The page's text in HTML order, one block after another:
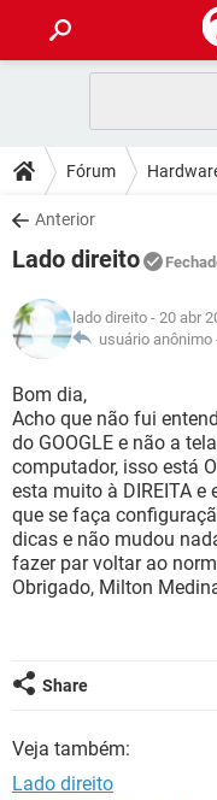
CELULAR
OUTLOOK
INSTAGRAM
GUIA DE COMPRAS
DICAS
JOGOS
INSTAGRAM
GUIA DE COMPRAS
DOWNLOADS
JOGOS
CELULAR
OUTLOOK
INSTAGRAM
GUIA DE COMPRAS
JOGOS
CELULAR
OUTLOOK
INSTAGRAM
GUIA DE COMPRAS
GLOSSÁRIO
JOGOS
CELULAR
OUTLOOK
INSTAGRAM
GUIA DE COMPRAS
Fórum
Anterior
Lado direito
lado direito - 20 abr
usuário anônimo
Bom dia,
Acho que não fui
do GOOGLE e não a
computador, isso está
esta muito à DIREITA
que se faça
dicas e não mudou
fazer par voltar ao
Obrigado, Milton
Share
Veja também:
Lado direito